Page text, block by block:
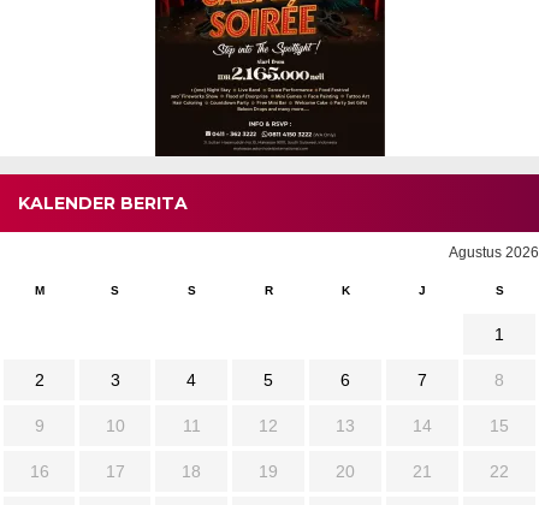
KALENDER BERITA
Agustus 2026
M S S R K J S
1
2 3 4 5 6 7 8
9 10 11 12 13 14 15
16 17 18 19 20 21 22